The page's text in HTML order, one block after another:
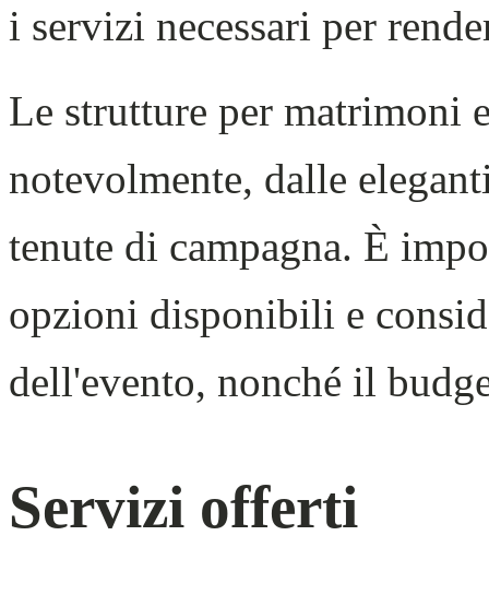
i servizi necessari per
Le strutture per matrimoni
notevolmente, dalle
tenute di campagna. È
opzioni disponibili e
dell'evento, nonché il
Servizi offerti